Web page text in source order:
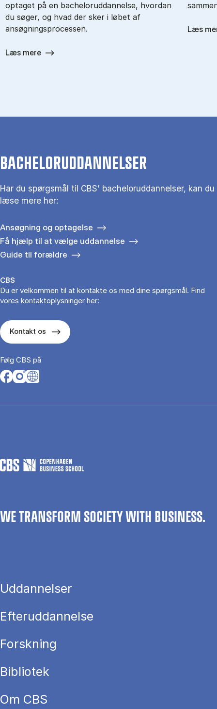
optaget på en bacheloruddannelse, hvordan
du søger, og hvad der sker i løbet af
ansøgningsprocessen.
Læs mere
Læs
BACHELORUDDANNELSER
Har du spørgsmål til CBS' bacheloruddannelser, kan du
læse mere her:
Ansøgning og optagelse
Få hjælp til at vælge uddannelse
Guide til forældre
CBS
Du er velkommen til at kontakte os med dine spørgsmål. Find
vores kontaktoplysninger her:
Kontakt os
Følg CBS på
Opens in a new tab
Opens in a new tab
Opens in a new tab
WE TRANSFORM SOCIETY WITH BUSINESS.
Uddannelser
Efteruddannelse
Forskning
Bibliotek
Om CBS